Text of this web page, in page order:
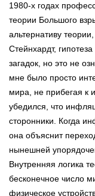
1980-х годах
теории Большого
альтернативу
Стейнхардт,
загадок, но это не
мне было просто
мира, не прибегая к
убедился, что
сторонники. Когда
она объяснит
нынешней
Внутренняя логика
бесконечное число
физическое